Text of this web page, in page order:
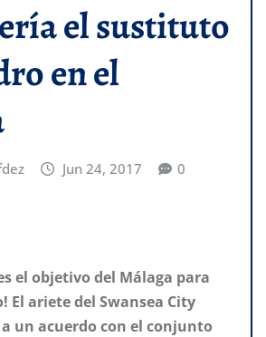
el sustituto
en el
Jun 24, 2017 0
el objetivo del Málaga para
El ariete del Swansea City
un acuerdo con el conjunto